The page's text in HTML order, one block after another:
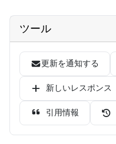
ツール
更新を通知する
新しいレスポンス
引用情報